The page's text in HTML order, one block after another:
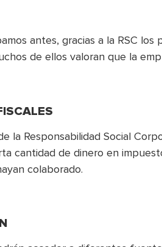
antes, gracias a la RSC
de ellos valoran que la
la Responsabilidad Social
cantidad de dinero en
colaborado.